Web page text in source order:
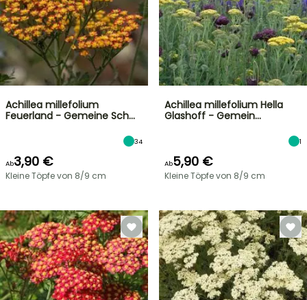
Achillea millefolium
Feuerland - Gemeine Sch…
34
Ab3,90 €
Kleine Töpfe von 8/9 cm
Achillea millefolium Hella
Glashoff - Gemein…
1
Ab5,90 €
Kleine Töpfe von 8/9 cm